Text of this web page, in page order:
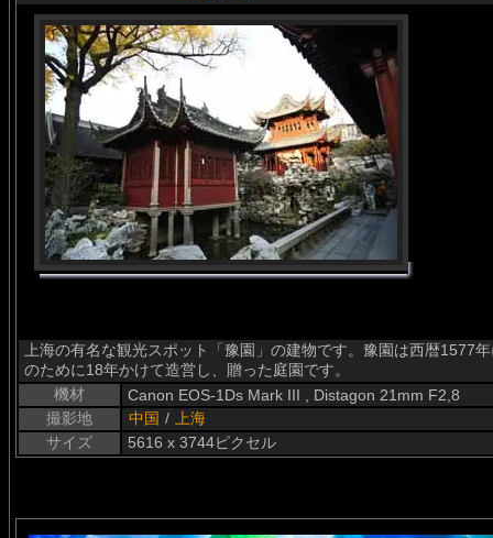
上海の有名な観光スポット「豫園」の建物です。豫園は西暦1577
のために18年かけて造営し、贈った庭園です。
機材
Canon EOS-1Ds Mark III , Distagon 21mm F2,8
撮影地
中国 /
上海
サイズ
5616 x 3744ピクセル